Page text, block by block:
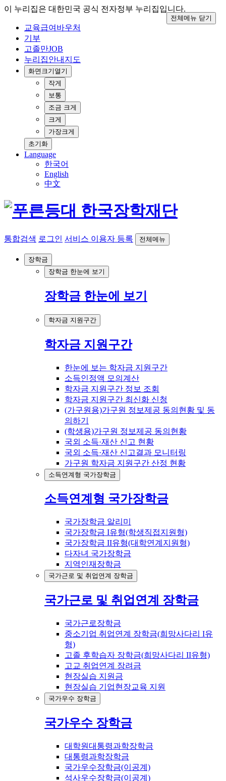
이 누리집은 대한민국 공식 전자정부 누리집입니다.
교육급여바우처
기부
고졸만JOB
누리집안내지도
화면크기 열기
작게
보통
조금 크게
크게
가장크게
초기화
Language
한국어
English
中文
통합검색 로그인 서비스 이용자 등록 전체메뉴
장학금
장학금 한눈에 보기
장학금 한눈에 보기
학자금 지원구간
학자금 지원구간
한눈에 보는 학자금 지원구간
소득인정액 모의계산
학자금 지원구간 정보 조회
학자금 지원구간 최신화 신청
(가구원용)가구원 정보제공 동의현황 및 동
의하기
(학생용)가구원 정보제공 동의현황
국외 소득·재산 신고 현황
국외 소득·재산 신고결과 모니터링
가구원 학자금 지원구간 산정 현황
소득연계형 국가장학금
소득연계형 국가장학금
국가장학금 알리미
국가장학금 I유형(학생직접지원형)
국가장학금 II유형(대학연계지원형)
다자녀 국가장학금
지역인재장학금
국가근로 및 취업연계 장학금
국가근로 및 취업연계 장학금
국가근로장학금
중소기업 취업연계 장학금(희망사다리 I유
형)
고졸 후학습자 장학금(희망사다리 II유형)
고교 취업연계 장려금
현장실습 지원금
현장실습 기업현장교육 지원
국가우수 장학금
국가우수 장학금
대학원대통령과학장학금
대통령과학장학금
국가우수장학금(이공계)
석사우수장학금(이공계)
전체메뉴 닫기